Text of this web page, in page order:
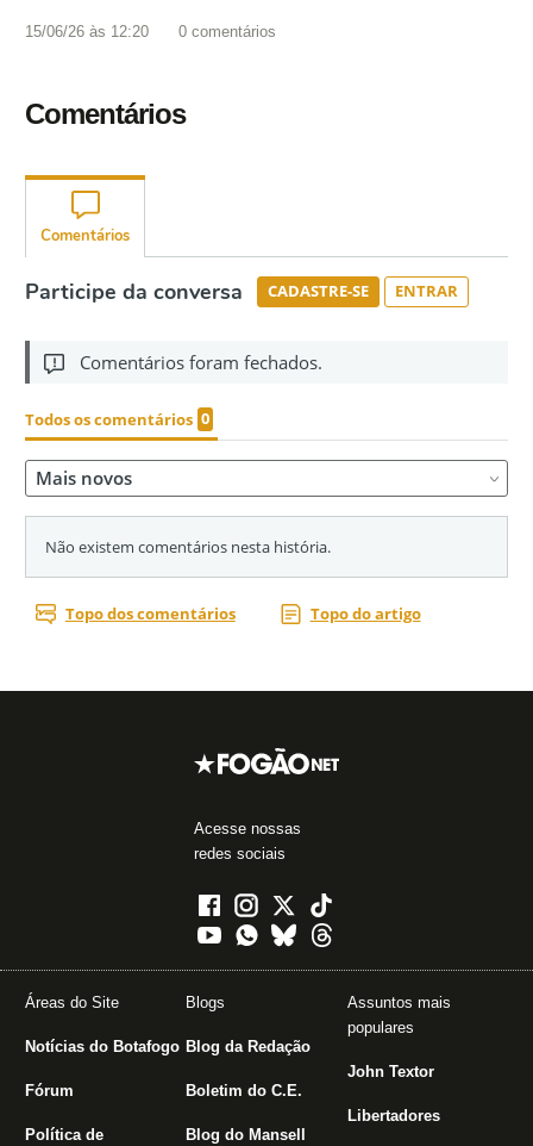
15/06/26 às 12:20 0 comentários
Comentários
Acesse nossas
redes sociais
Áreas do Site
Notícias do Botafogo
Fórum
Política de
Blogs
Blog da Redação
Boletim do C.E.
Blog do Mansell
Assuntos mais
populares
John Textor
Libertadores